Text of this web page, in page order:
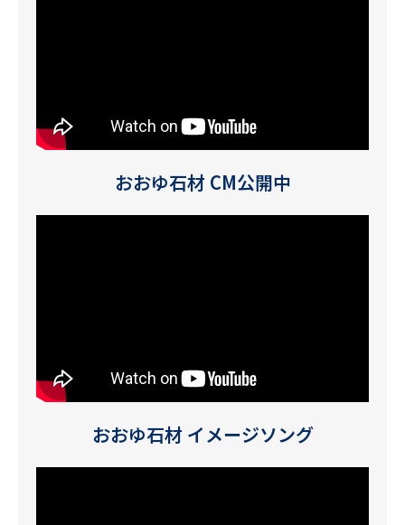
おおゆ石材 CM公開中
おおゆ石材 イメージソング